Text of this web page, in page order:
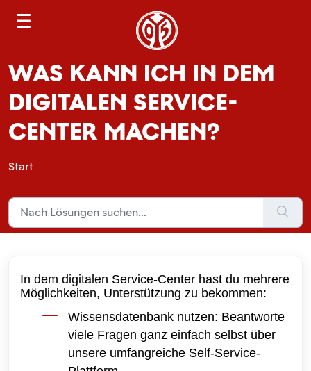
WAS KANN ICH IN DEM
DIGITALEN SERVICE-
CENTER MACHEN?
Start
In dem digitalen Service-Center hast du mehrere
Möglichkeiten, Unterstützung zu bekommen:
Wissensdatenbank nutzen: Beantworte
viele Fragen ganz einfach selbst über
unsere umfangreiche Self-Service-